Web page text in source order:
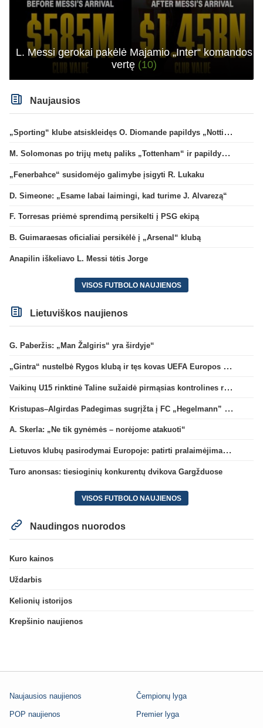
L. Messi gerokai pakėlė Majamio „Inter“ komandos
vertę (10)
Naujausios
„Sporting“ klube atsiskleidęs O. Diomande papildys „Nottingham“ gretas
M. Solomonas po trijų metų paliks „Tottenham“ ir papildys „West Ham“ klubą
„Fenerbahce“ susidomėjo galimybe įsigyti R. Lukaku
D. Simeone: „Esame labai laimingi, kad turime J. Alvarezą“
F. Torresas priėmė sprendimą persikelti į PSG ekipą
B. Guimaraesas oficialiai persikėlė į „Arsenal“ klubą
Anapilin iškeliavo L. Messi tėtis Jorge
VISOS FUTBOLO NAUJIENOS
Lietuviškos naujienos
G. Paberžis: „Man Žalgiris“ yra širdyje“
„Gintra“ nustelbė Rygos klubą ir tęs kovas UEFA Europos taurės atrankoje
Vaikinų U15 rinktinė Taline sužaidė pirmąsias kontrolines rungtynes
Kristupas–Algirdas Padegimas sugrįžta į FC „Hegelmann” B sudėtį
A. Skerla: „Ne tik gynėmės – norėjome atakuoti“
Lietuvos klubų pasirodymai Europoje: patirti pralaimėjimai Kroatijos atstovams
Turo anonsas: tiesioginių konkurentų dvikova Gargžduose
VISOS FUTBOLO NAUJIENOS
Naudingos nuorodos
Kuro kainos
Uždarbis
Kelionių istorijos
Krepšinio naujienos
Naujausios naujienos
POP naujienos
Čempionų lyga
Premier lyga